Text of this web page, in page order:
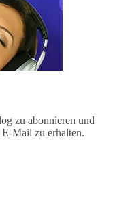
zu abonnieren und
Mail zu erhalten.